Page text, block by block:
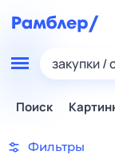
закупки /
Поиск
Фильтры